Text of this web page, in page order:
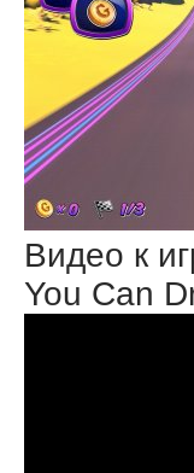
Видео к
You Can